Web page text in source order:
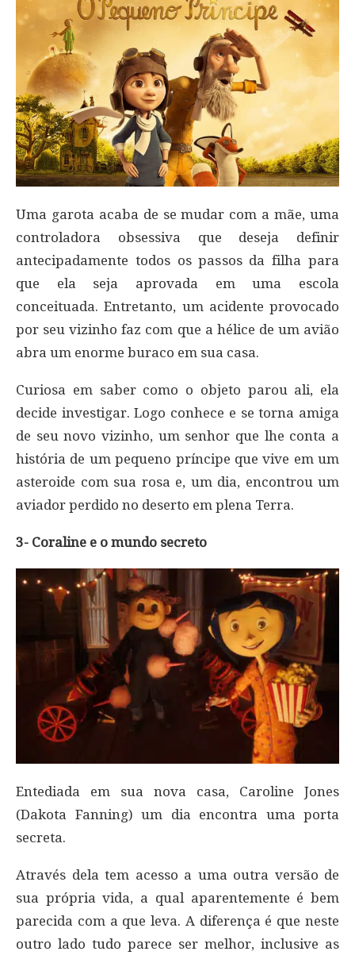
Uma garota acaba de se mudar com a mãe, uma
controladora obsessiva que deseja definir
antecipadamente todos os passos da filha para
que ela seja aprovada em uma escola
conceituada. Entretanto, um acidente provocado
por seu vizinho faz com que a hélice de um avião
abra um enorme buraco em sua casa.
Curiosa em saber como o objeto parou ali, ela
decide investigar. Logo conhece e se torna amiga
de seu novo vizinho, um senhor que lhe conta a
história de um pequeno príncipe que vive em um
asteroide com sua rosa e, um dia, encontrou um
aviador perdido no deserto em plena Terra.
3- Coraline e o mundo secreto
Entediada em sua nova casa, Caroline Jones
(Dakota Fanning) um dia encontra uma porta
secreta.
Através dela tem acesso a uma outra versão de
sua própria vida, a qual aparentemente é bem
parecida com a que leva. A diferença é que neste
outro lado tudo parece ser melhor, inclusive as